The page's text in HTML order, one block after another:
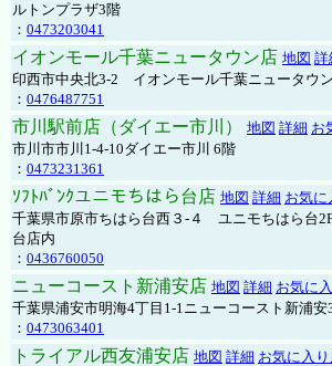
ルトンプラザ3階
： 0473203041
イオンモール千葉ニュータウン店 地図 詳
印西市中央北3-2 イオンモール千葉ニュータウ
： 0476487751
市川駅前店（ダイエー市川） 地図 詳細 お
市川市市川1-4-10ダイエー市川 6階
： 0473231361
ｿﾌﾄﾊﾞﾝｸユニモちはら台店 地図 詳細 お気に
千葉県市原市ちはら台西３-４ ユニモちはら台
台店内
： 0436760050
ニューコースト新浦安店 地図 詳細 お気に
千葉県浦安市明海4丁目1-1ニューコースト新浦安
： 0473063401
トライアル西友浦安店 地図 詳細 お気に入